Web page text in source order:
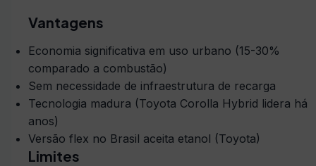
Vantagens
Economia significativa em uso urbano (15-30%
comparado a combustão)
Sem necessidade de infraestrutura de recarga
Tecnologia madura (Toyota Corolla Hybrid lidera há
anos)
Versão flex no Brasil aceita etanol (Toyota)
Limites